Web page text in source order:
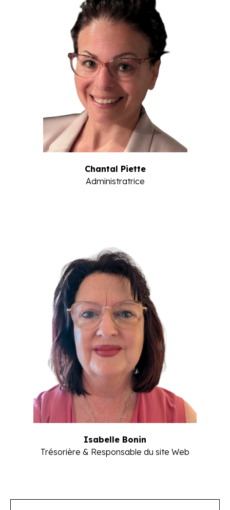
Chantal Piette
Administratrice
Isabelle Bonin
Trésorière & Responsable du site Web